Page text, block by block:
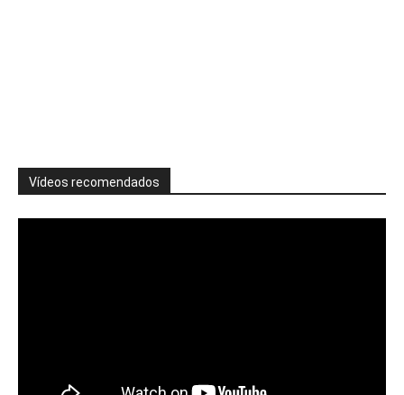
Vídeos recomendados